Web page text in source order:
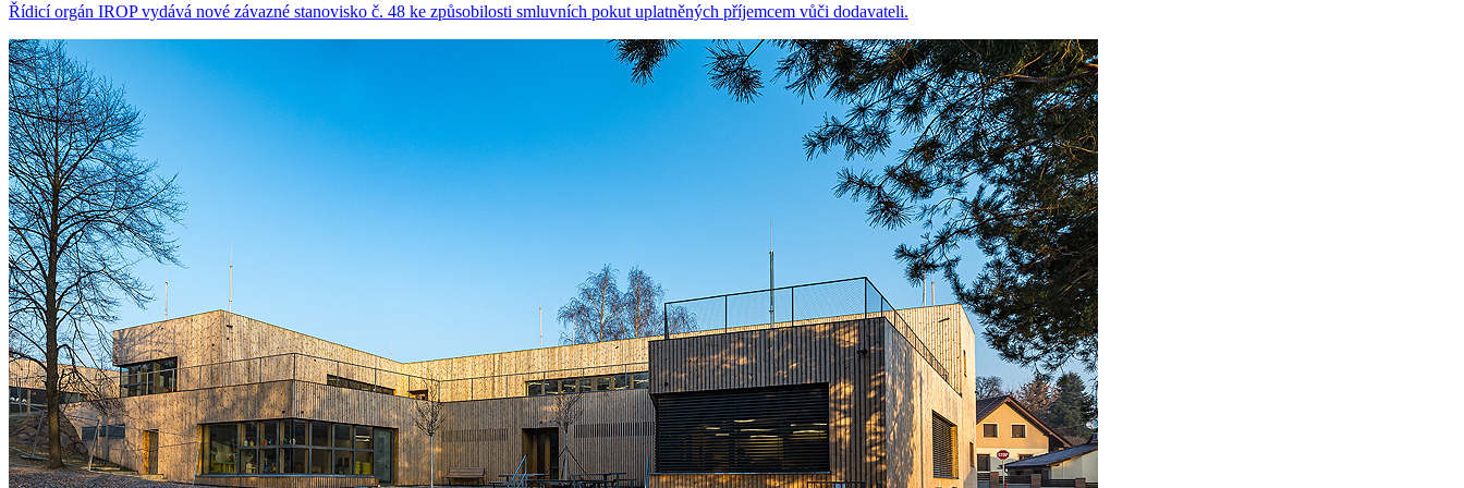
Řídicí orgán IROP vydává nové závazné stanovisko č. 48 ke způsobilosti smluvních pokut uplatněných příjemcem vůči dodavateli.